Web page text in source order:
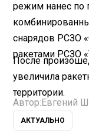
режим нанес по
снарядов РСЗО
ракетами РСЗО
После
увеличила
территории.
Автор: Евгений
АКТУАЛЬНО